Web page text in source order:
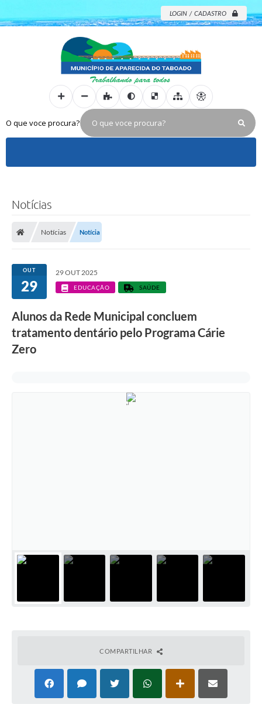
LOGIN / CADASTRO
O que voce procura?
Notícias
Notícias Notícia
OUT
29
29 OUT 2025
EDUCAÇÃO SAÚDE
Alunos da Rede Municipal concluem
tratamento dentário pelo Programa Cárie
Zero
COMPARTILHAR